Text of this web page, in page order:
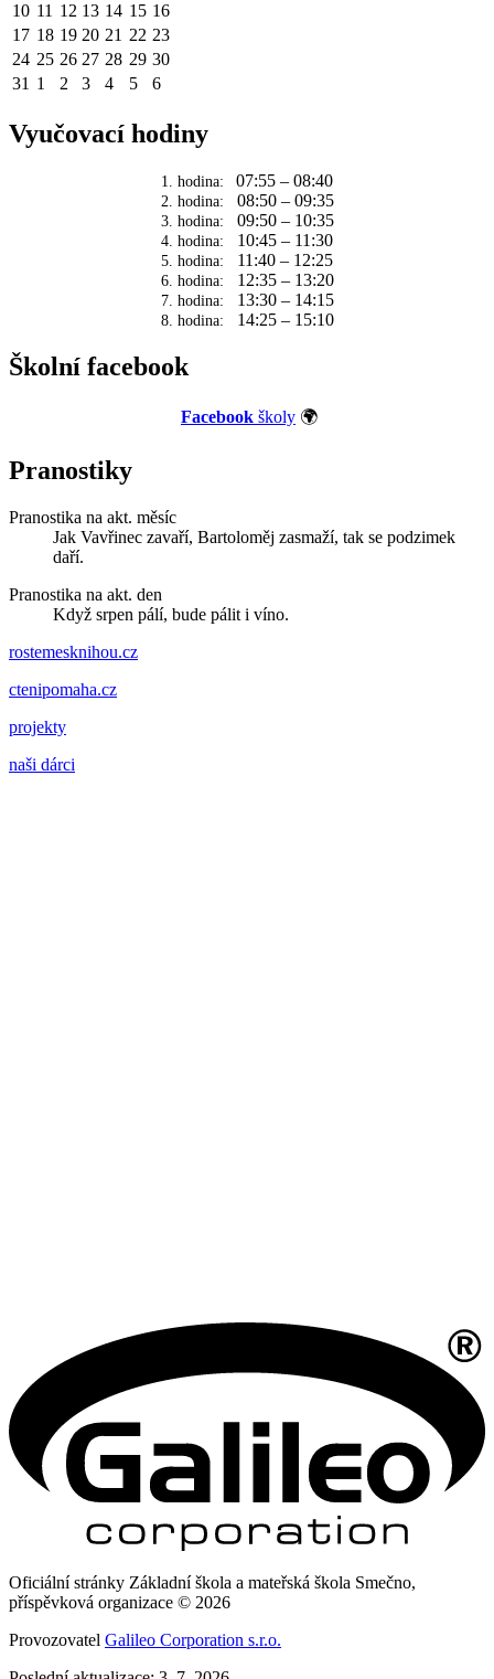
10 11 12 13 14 15 16
17 18 19 20 21 22 23
24 25 26 27 28 29 30
31 1 2 3 4 5 6
Vyučovací hodiny
1. hodina: 07:55 – 08:40
2. hodina: 08:50 – 09:35
3. hodina: 09:50 – 10:35
4. hodina: 10:45 – 11:30
5. hodina: 11:40 – 12:25
6. hodina: 12:35 – 13:20
7. hodina: 13:30 – 14:15
8. hodina: 14:25 – 15:10
Školní facebook
Facebook školy 🌍
Pranostiky
Pranostika na akt. měsíc
Jak Vavřinec zavaří, Bartoloměj zasmaží, tak se podzimek
daří.
Pranostika na akt. den
Když srpen pálí, bude pálit i víno.
rostemesknihou.cz
ctenipomaha.cz
projekty
naši dárci
Oficiální stránky Základní škola a mateřská škola Smečno,
příspěvková organizace © 2026
Provozovatel Galileo Corporation s.r.o.